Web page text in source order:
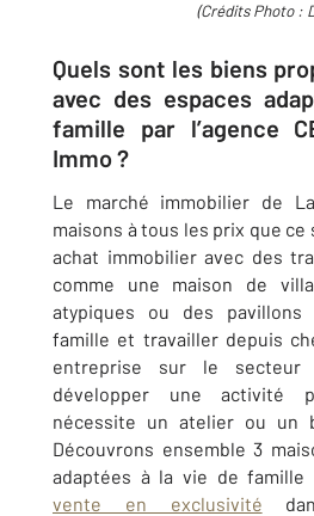
(Crédits Photo :
Quels sont les biens
avec des espaces
famille par l’agence
Immo ?
Le marché immobilier de
maisons à tous les prix que
achat immobilier avec des
comme une maison de
atypiques ou des pavillons
famille et travailler depuis
entreprise sur le secteur
développer une activité
nécessite un atelier ou un
Découvrons ensemble 3
adaptées à la vie de famille
vente en exclusivité